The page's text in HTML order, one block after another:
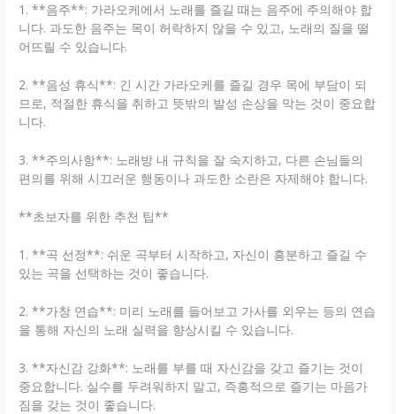
1. **음주**: 가라오케에서 노래를 즐길 때는 음주에 주의해야 합
니다. 과도한 음주는 목이 허락하지 않을 수 있고, 노래의 질을 떨
어뜨릴 수 있습니다.
2. **음성 휴식**: 긴 시간 가라오케를 즐길 경우 목에 부담이 되
므로, 적절한 휴식을 취하고 뜻밖의 발성 손상을 막는 것이 중요합
니다.
3. **주의사항**: 노래방 내 규칙을 잘 숙지하고, 다른 손님들의
편의를 위해 시끄러운 행동이나 과도한 소란은 자제해야 합니다.
**초보자를 위한 추천 팁**
1. **곡 선정**: 쉬운 곡부터 시작하고, 자신이 흥분하고 즐길 수
있는 곡을 선택하는 것이 좋습니다.
2. **가창 연습**: 미리 노래를 들어보고 가사를 외우는 등의 연습
을 통해 자신의 노래 실력을 향상시킬 수 있습니다.
3. **자신감 강화**: 노래를 부를 때 자신감을 갖고 즐기는 것이
중요합니다. 실수를 두려워하지 말고, 즉흥적으로 즐기는 마음가
짐을 갖는 것이 좋습니다.